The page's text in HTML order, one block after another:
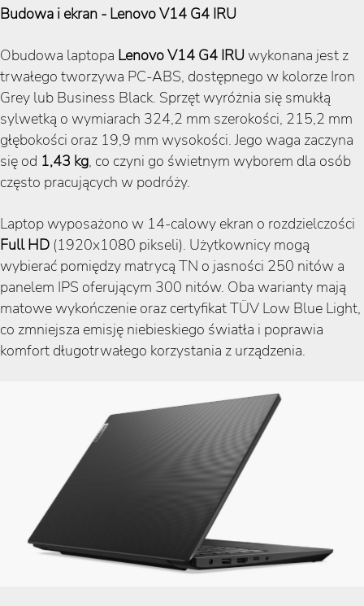
Budowa i ekran - Lenovo V14 G4 IRU
Obudowa laptopa Lenovo V14 G4 IRU wykonana jest z
trwałego tworzywa PC-ABS, dostępnego w kolorze Iron
Grey lub Business Black. Sprzęt wyróżnia się smukłą
sylwetką o wymiarach 324,2 mm szerokości, 215,2 mm
głębokości oraz 19,9 mm wysokości. Jego waga zaczyna
się od 1,43 kg, co czyni go świetnym wyborem dla osób
często pracujących w podróży.
Laptop wyposażono w 14-calowy ekran o rozdzielczości
Full HD (1920x1080 pikseli). Użytkownicy mogą
wybierać pomiędzy matrycą TN o jasności 250 nitów a
panelem IPS oferującym 300 nitów. Oba warianty mają
matowe wykończenie oraz certyfikat TÜV Low Blue Light,
co zmniejsza emisję niebieskiego światła i poprawia
komfort długotrwałego korzystania z urządzenia.